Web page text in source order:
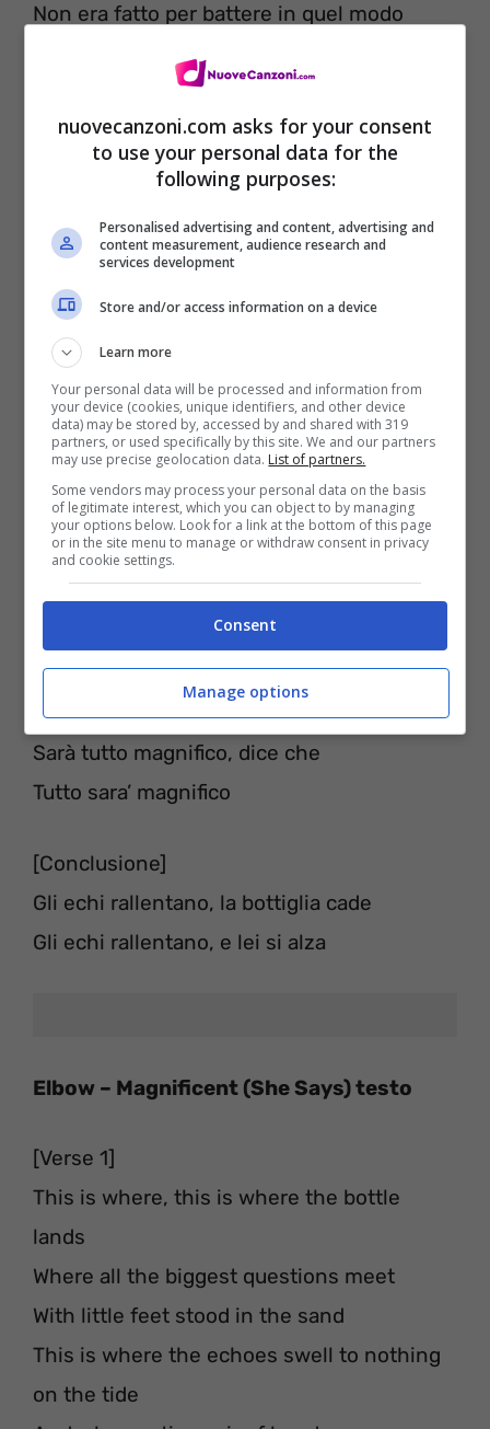
Non era fatto per battere in quel modo
Improvvisamente capisco che
[Pre-Ritornello]
Lì sulla sabbia
Quel mondo che neanche si immagina
Sarà tutto magnifico, lei dice che
Tutto sara’ magnifico
Sarà tutto magnifico, dice che
Tutto sara’ magnifico
[Conclusione]
Gli echi rallentano, la bottiglia cade
Gli echi rallentano, e lei si alza
Elbow – Magnificent (She Says) testo
[Verse 1]
This is where, this is where the bottle
lands
Where all the biggest questions meet
With little feet stood in the sand
This is where the echoes swell to nothing
on the tide
nuovecanzoni.com asks for your consent
to use your personal data for the
following purposes:
Personalised advertising and content, advertising and
content measurement, audience research and
services development
Store and/or access information on a device
Learn more
Your personal data will be processed and information from
your device (cookies, unique identifiers, and other device
data) may be stored by, accessed by and shared with 319
partners, or used specifically by this site. We and our partners
may use precise geolocation data. List of partners.
Some vendors may process your personal data on the basis
of legitimate interest, which you can object to by managing
your options below. Look for a link at the bottom of this page
or in the site menu to manage or withdraw consent in privacy
and cookie settings.
Consent
Manage options